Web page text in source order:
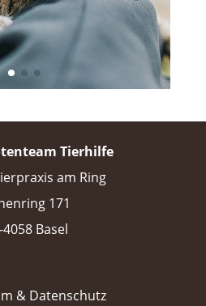
Tierhilfe
am Ring
171
4058 Basel
& Datenschutz